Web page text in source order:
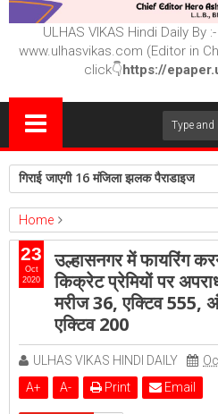
ULHAS VIKAS Hindi Daily By :-
www.ulhasvikas.com (Editor in
click👇https://
गिराई जाएगी 16 मंजिला झलक पैराडाइज
Home
ambernath
Featured kalyan
उल्हासनगर में फायरिंग करने वाले दो गिरफ्तार,
उल्हासनगर में नए मरीज 36, एक्टिव 555,
उल्हासनगर में फायरिंग
किक्रेट प्रेमियों पर
मरीज 36, एक्टिव 555,
एक्टिव 200
ULHAS VIKAS HINDI DAILY
A+ A- Print Email
23
Oct
2020